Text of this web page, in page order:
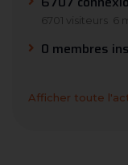
6701 visiteurs 6
0 membres
Afficher toute